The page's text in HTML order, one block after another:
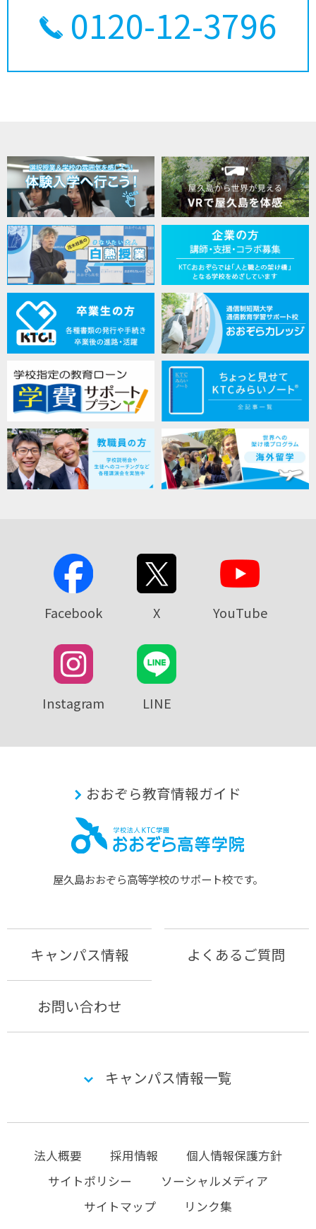
0120-12-3796
Facebook X YouTube
Instagram LINE
おおぞら教育情報ガイド
屋久島おおぞら⾼等学校のサポート校です。
キャンパス情報 よくあるご質問
お問い合わせ
キャンパス情報一覧
法人概要 採用情報
個人情報保護方針
サイトポリシー
ソーシャルメディア
サイトマップ
リンク集